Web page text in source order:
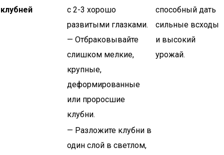
клубней
с 2-3 хорошо
развитыми глазками.
— Отбраковывайте
слишком мелкие,
крупные,
деформированные
или проросшие
клубни.
способный дать
сильные всходы
и высокий
урожай.
— Разложите клубни в
один слой в светлом,